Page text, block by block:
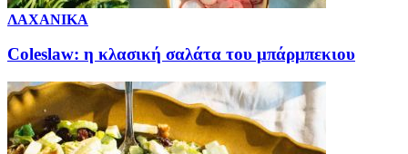
ΛΑΧΑΝΙΚΑ
Coleslaw: η κλασική σαλάτα του μπάρμπεκιου